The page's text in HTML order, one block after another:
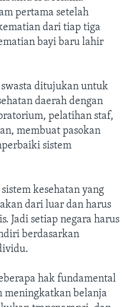
pertama setelah
dari tiap tiga
bayi baru lahir
ditujukan untuk
daerah dengan
pelatihan staf,
membuat pasokan
sistem
kesehatan yang
dari luar dan harus
Jadi setiap negara harus
berdasarkan
hak fundamental
meningkatkan belanja